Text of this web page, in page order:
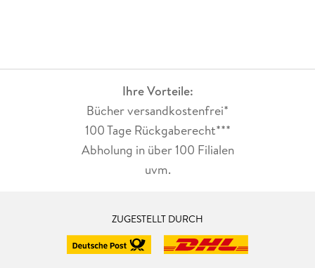
Ihre Vorteile:
Bücher versandkostenfrei*
100 Tage Rückgaberecht***
Abholung in über 100 Filialen
uvm.
ZUGESTELLT DURCH